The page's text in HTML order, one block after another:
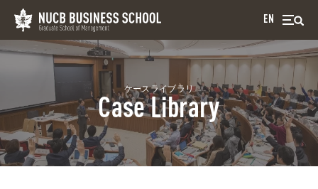
EN
ケースライブラリ
Case Library